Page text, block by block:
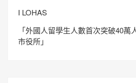
I LOHAS
「外國人留學生人數首次突破40
市役所」